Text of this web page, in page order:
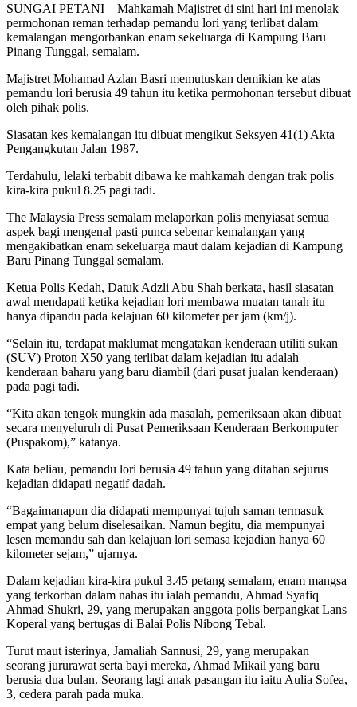
SUNGAI PETANI – Mahkamah Majistret di sini hari ini menolak
permohonan reman terhadap pemandu lori yang terlibat dalam
kemalangan mengorbankan enam sekeluarga di Kampung Baru
Pinang Tunggal, semalam.
Majistret Mohamad Azlan Basri memutuskan demikian ke atas
pemandu lori berusia 49 tahun itu ketika permohonan tersebut dibuat
oleh pihak polis.
Siasatan kes kemalangan itu dibuat mengikut Seksyen 41(1) Akta
Pengangkutan Jalan 1987.
Terdahulu, lelaki terbabit dibawa ke mahkamah dengan trak polis
kira-kira pukul 8.25 pagi tadi.
The Malaysia Press semalam melaporkan polis menyiasat semua
aspek bagi mengenal pasti punca sebenar kemalangan yang
mengakibatkan enam sekeluarga maut dalam kejadian di Kampung
Baru Pinang Tunggal semalam.
Ketua Polis Kedah, Datuk Adzli Abu Shah berkata, hasil siasatan
awal mendapati ketika kejadian lori membawa muatan tanah itu
hanya dipandu pada kelajuan 60 kilometer per jam (km/j).
“Selain itu, terdapat maklumat mengatakan kenderaan utiliti sukan
(SUV) Proton X50 yang terlibat dalam kejadian itu adalah
kenderaan baharu yang baru diambil (dari pusat jualan kenderaan)
pada pagi tadi.
“Kita akan tengok mungkin ada masalah, pemeriksaan akan dibuat
secara menyeluruh di Pusat Pemeriksaan Kenderaan Berkomputer
(Puspakom),” katanya.
Kata beliau, pemandu lori berusia 49 tahun yang ditahan sejurus
kejadian didapati negatif dadah.
“Bagaimanapun dia didapati mempunyai tujuh saman termasuk
empat yang belum diselesaikan. Namun begitu, dia mempunyai
lesen memandu sah dan kelajuan lori semasa kejadian hanya 60
kilometer sejam,” ujarnya.
Dalam kejadian kira-kira pukul 3.45 petang semalam, enam mangsa
yang terkorban dalam nahas itu ialah pemandu, Ahmad Syafiq
Ahmad Shukri, 29, yang merupakan anggota polis berpangkat Lans
Koperal yang bertugas di Balai Polis Nibong Tebal.
Turut maut isterinya, Jamaliah Sannusi, 29, yang merupakan
seorang jururawat serta bayi mereka, Ahmad Mikail yang baru
berusia dua bulan. Seorang lagi anak pasangan itu iaitu Aulia Sofea,
3, cedera parah pada muka.